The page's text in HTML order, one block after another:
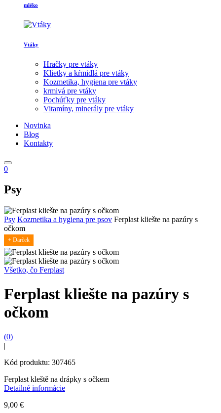
mléko
Vtáky
Hračky pre vtáky
Klietky a kŕmidlá pre vtáky
Kozmetika, hygiena pre vtáky
krmivá pre vtáky
Pochúťky pre vtáky
Vitamíny, minerály pre vtáky
Novinka
Blog
Kontakty
0
Psy
Psy Kozmetika a hygiena pre psov Ferplast kliešte na pazúry s
očkom
+ Darček
Všetko, čo Ferplast
Ferplast kliešte na pazúry s
očkom
(0)
|
Kód produktu: 307465
Ferplast kleště na drápky s očkem
Detailné informácie
9,00 €